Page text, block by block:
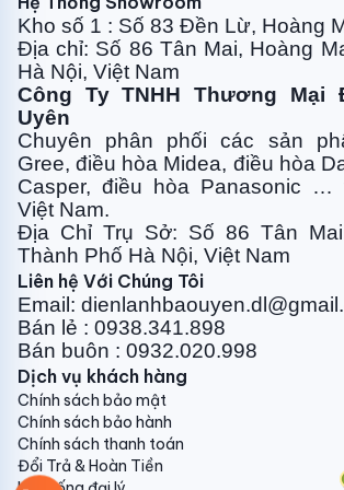
06 tháng kể từ ngày ký biên bản
Banhangtaikho.com.vn - Chuyên gia
điều hòa không khí tại Việt Nam
Kho số 1 : Số 83 Đền Lừ, Hoàng
Địa chỉ: Số 86 Tân Mai, Hoàng
Hà Nội, Việt Nam
Công Ty TNHH Thương Mại
Uyên
Chuyên phân phối các sản
Gree, điều hòa Midea, điều hòa
Casper, điều hòa Panasonic …
Việt Nam.
Địa Chỉ Trụ Sở: Số 86 Tân
Thành Phố Hà Nội, Việt Nam
Liên hệ Với Chúng Tôi
Email:
Bán lẻ : 0938.341.898
Bán buôn : 0932.020.998
Dịch vụ khách hàng
Chính sách bảo mật
Chính sách bảo hành
Chính sách thanh toán
Đổi Trả & Hoàn Tiền